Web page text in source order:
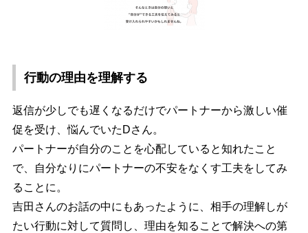
行動の理由を理解する
返信が少しでも遅くなるだけでパートナーから激しい催
促を受け、悩んでいたDさん。
パートナーが自分のことを心配していると知れたこと
で、自分なりにパートナーの不安をなくす工夫をしてみ
ることに。
吉田さんのお話の中にもあったように、相手の理解しが
たい行動に対して質問し、理由を知ることで解決への第